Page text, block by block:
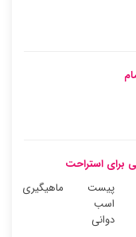
برای استراحت
پیست
اسب
دوانی
ماهیگیری